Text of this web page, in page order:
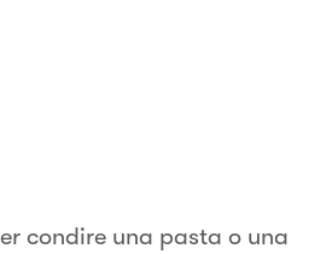
condire una pasta o una